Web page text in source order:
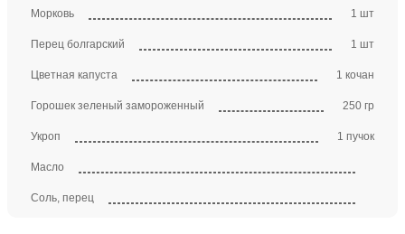
Морковь 1 шт
Перец болгарский 1 шт
Цветная капуста 1 кочан
Горошек зеленый замороженный 250 гр
Укроп 1 пучок
Масло
Соль, перец